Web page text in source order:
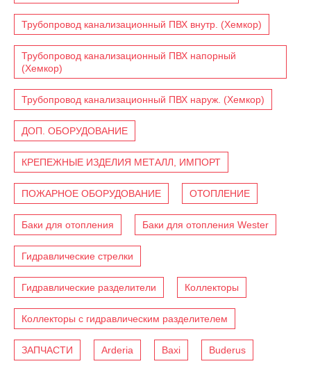
Трубопровод канализационный ПВХ внутр. (Хемкор)
Трубопровод канализационный ПВХ напорный
(Хемкор)
Трубопровод канализационный ПВХ наруж. (Хемкор)
ДОП. ОБОРУДОВАНИЕ
КРЕПЕЖНЫЕ ИЗДЕЛИЯ МЕТАЛЛ, ИМПОРТ
ПОЖАРНОЕ ОБОРУДОВАНИЕ ОТОПЛЕНИЕ
Баки для отопления Баки для отопления Wester
Гидравлические стрелки
Гидравлические разделители Коллекторы
Коллекторы с гидравлическим разделителем
ЗАПЧАСТИ Arderia Baxi Buderus